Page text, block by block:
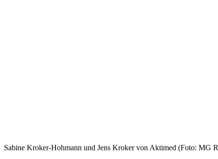
Sabine Kroker-Hohmann und Jens Kroker von Aktimed (Foto: MG